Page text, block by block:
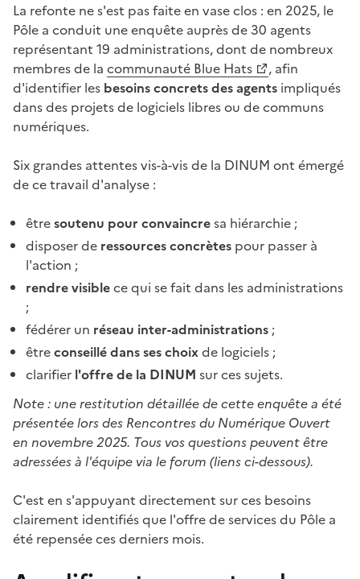
La refonte ne s'est pas faite en vase clos : en 2025, le
Pôle a conduit une enquête auprès de 30 agents
représentant 19 administrations, dont de nombreux
membres de la
(Ouvre une nouvelle fenêtre)
communauté Blue Hats
, afin
d'identifier les besoins concrets des agents impliqués
dans des projets de logiciels libres ou de communs
numériques.
Six grandes attentes vis-à-vis de la DINUM ont émergé
de ce travail d'analyse :
êtresoutenu pour convaincresa hiérarchie ;
disposer de ressources concrètes pour passer à
l'action ;
rendre visiblece qui se fait dans les administrations
;
fédérer un réseau inter-administrations ;
êtreconseillé dans ses choixde logiciels ;
clarifier l'offre de la DINUM sur ces sujets.
Note : une restitution détaillée de cette enquête a été
présentée lors des Rencontres du Numérique Ouvert
en novembre 2025. Tous vos questions peuvent être
adressées à l'équipe via le forum (liens ci-dessous).
C'est en s'appuyant directement sur ces besoins
clairement identifiés que l'offre de services du Pôle a
été repensée ces derniers mois.